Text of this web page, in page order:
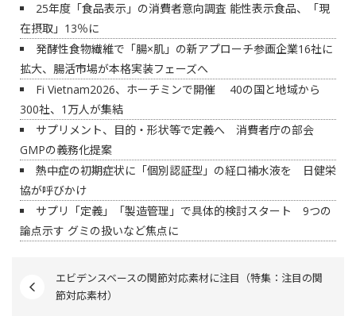
25年度「食品表示」の消費者意向調査 能性表示食品、「現
在摂取」13％に
発酵性食物繊維で「腸×肌」の新アプローチ参画企業16社に
拡大、腸活市場が本格実装フェーズへ
Fi Vietnam2026、ホーチミンで開催 40の国と地域から
300社、1万人が集結
サプリメント、目的・形状等で定義へ 消費者庁の部会
GMPの義務化提案
熱中症の初期症状に「個別認証型」の経口補水液を 日健栄
協が呼びかけ
サプリ「定義」「製造管理」で具体的検討スタート 9つの
論点示す グミの扱いなど焦点に
エビデンスベースの関節対応素材に注目（特集：注目の関
節対応素材）